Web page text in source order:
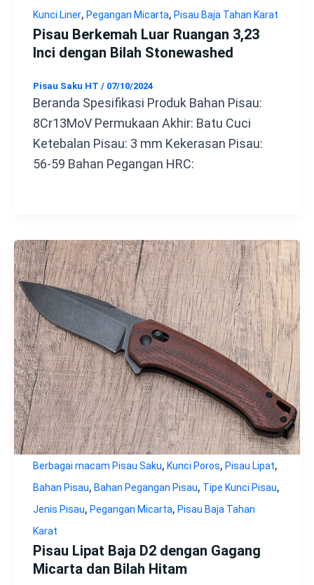
Kunci Liner, Pegangan Micarta, Pisau Baja Tahan Karat
Pisau Berkemah Luar Ruangan 3,23
Inci dengan Bilah Stonewashed
Pisau Saku HT / 07/10/2024
Beranda Spesifikasi Produk Bahan Pisau:
8Cr13MoV Permukaan Akhir: Batu Cuci
Ketebalan Pisau: 3 mm Kekerasan Pisau:
56-59 Bahan Pegangan HRC:
Berbagai macam Pisau Saku, Kunci Poros, Pisau Lipat,
Bahan Pisau, Bahan Pegangan Pisau, Tipe Kunci Pisau,
Jenis Pisau, Pegangan Micarta, Pisau Baja Tahan
Karat
Pisau Lipat Baja D2 dengan Gagang
Micarta dan Bilah Hitam